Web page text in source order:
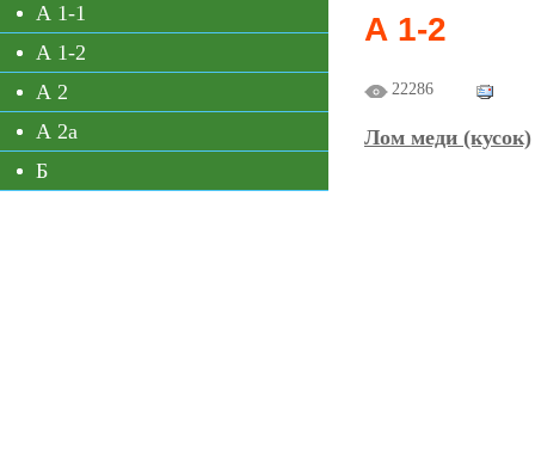
А 1-1
А 1-2
А 2
А 2а
Б
А 1-2
22286
Лом меди (кусок)